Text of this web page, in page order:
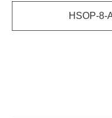
HSOP-8-